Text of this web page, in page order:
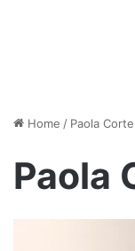
Home / Paola
Paola